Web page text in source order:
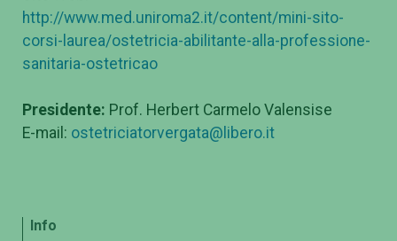
http://www.med.uniroma2.it/content/mini-sito-
corsi-laurea/ostetricia-abilitante-alla-professione-
sanitaria-ostetricao
Presidente: Prof. Herbert Carmelo Valensise
E-mail: ostetriciatorvergata@libero.it
Info